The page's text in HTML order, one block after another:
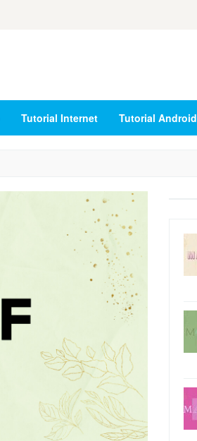
Tutorial Internet Tutorial Android